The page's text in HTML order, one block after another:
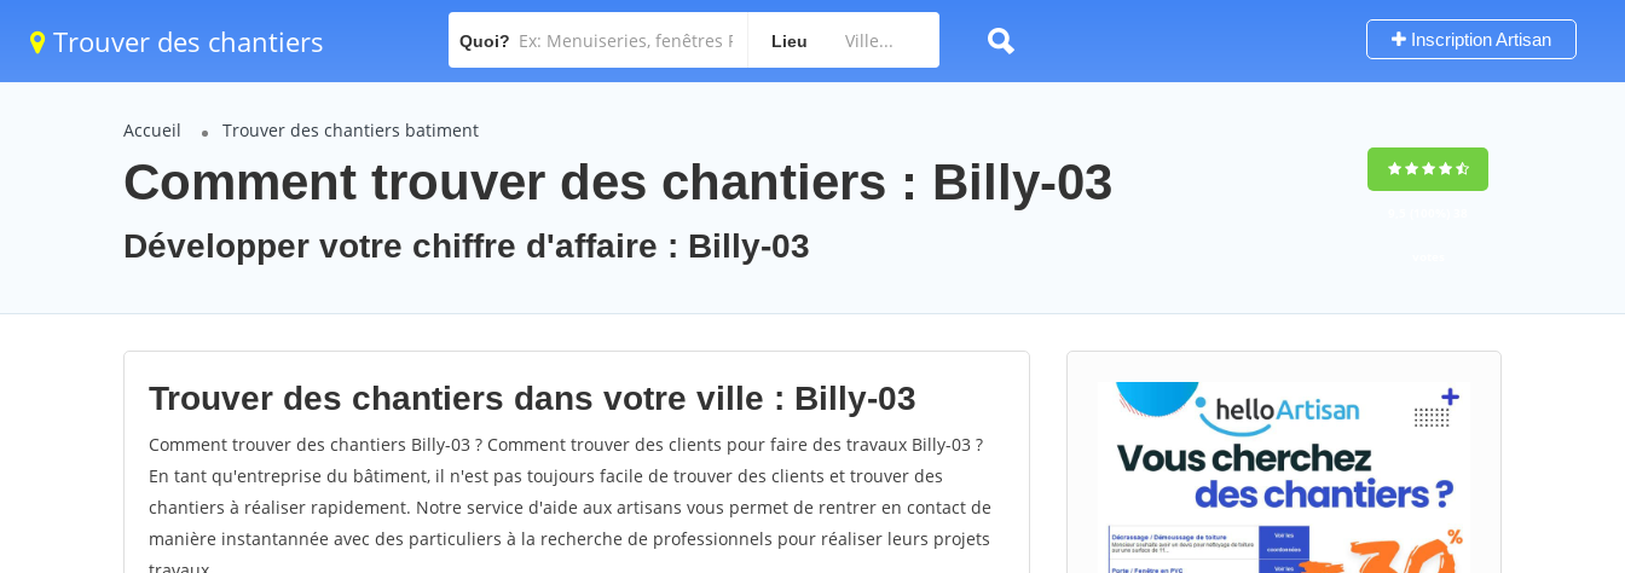
Trouver des chantiers Quoi? Lieu Inscription Artisan
Accueil Trouver des chantiers batiment
Comment trouver des chantiers : Billy-03
Développer votre chiffre d'affaire : Billy-03
Trouver des chantiers dans votre ville : Billy-03
Comment trouver des chantiers Billy-03 ? Comment trouver des clients pour faire des travaux Billy-03 ?
En tant qu'entreprise du bâtiment, il n'est pas toujours facile de trouver des clients et trouver des
chantiers à réaliser rapidement. Notre service d'aide aux artisans vous permet de rentrer en contact de
manière instantannée avec des particuliers à la recherche de professionnels pour réaliser leurs projets